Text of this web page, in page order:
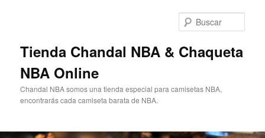
Tienda Chandal NBA & Chaqueta
NBA Online
Chandal NBA somos una tienda especial para camisetas NBA,
encontrarás cada camiseta barata de NBA.